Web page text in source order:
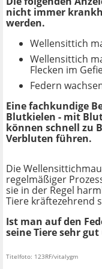
nicht immer
werden.
Wellensittich
Wellensittich
Flecken im
Federn
Eine fachkundige
Blutkielen - mit
können schnell zu
Verbluten führen.
Die
regelmäßiger
sie in der Regel
Tiere kräftezehrend
Ist man auf den
seine Tiere sehr
Titelfoto: 123RF/vitalygm